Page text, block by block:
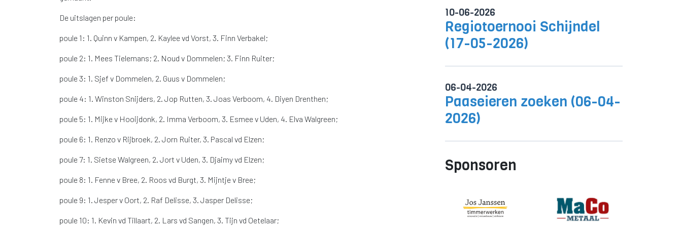
De uitslagen per poule:
poule 1: 1. Quinn v Kampen, 2. Kaylee vd Vorst, 3. Finn Verbakel;
poule 2: 1. Mees Tielemans; 2. Noud v Dommelen; 3. Finn Ruiter;
poule 3: 1. Sjef v Dommelen, 2. Guus v Dommelen;
poule 4: 1. Winston Snijders, 2. Jop Rutten, 3. Joas Verboom, 4. Diyen Drenthen;
poule 5: 1. Mijke v Hooijdonk, 2. Imma Verboom, 3. Esmee v Uden, 4. Elva Walgreen;
poule 6: 1. Renzo v Rijbroek, 2. Jorn Ruiter, 3. Pascal vd Elzen;
poule 7: 1. Sietse Walgreen, 2. Jort v Uden, 3. Djaimy vd Elzen;
poule 8: 1. Fenne v Bree, 2. Roos vd Burgt, 3. Mijntje v Bree;
poule 9: 1. Jesper v Oort, 2. Raf Delisse, 3. Jasper Delisse;
poule 10: 1. Kevin vd Tillaart, 2. Lars vd Sangen, 3. Tijn vd Oetelaar;
10-06-2026
Regiotoernooi Schijndel
(17-05-2026)
06-04-2026
Paaseieren zoeken (06-04-
2026)
Sponsoren